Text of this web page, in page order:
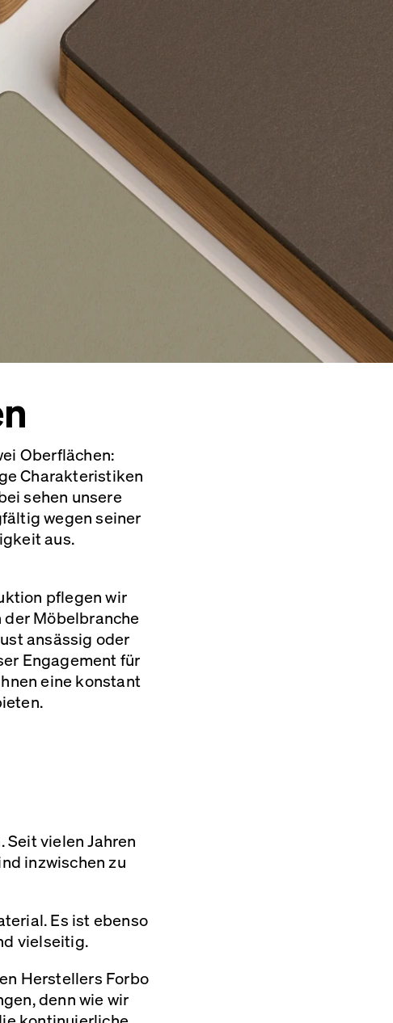
Oberflächen:
Charakteristiken
sehen unsere
wegen seiner
aus.
pflegen wir
Möbelbranche
ansässig oder
Engagement für
eine konstant
vielen Jahren
inzwischen zu
Es ist ebenso
vielseitig.
Herstellers Forbo
denn wie wir